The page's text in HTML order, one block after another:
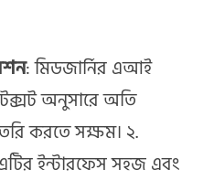
: মিডজার্নির এআই
অনুসারে অতি
করতে সক্ষম। ২.
ইন্টারফেস সহজ এবং